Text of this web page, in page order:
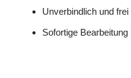
Unverbindlich und
Sofortige Bearbeitung